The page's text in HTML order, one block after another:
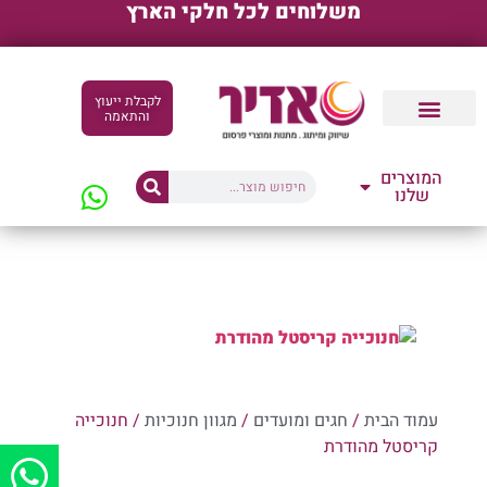
משלוחים לכל חלקי הארץ
לקבלת ייעוץ
והתאמה
המוצרים
שלנו
עמוד הבית/ חגים ומועדים / מגוון חנוכיות/ חנוכייה
קריסטל מהודרת